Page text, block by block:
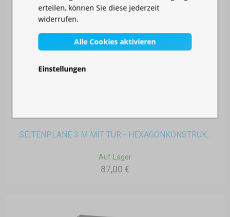
SEITENPLANE 3 M MIT TÜR - HEXAGONKONSTRUK...
Auf Lager
87,00 €
erteilen, können Sie diese jederzeit
widerrufen.
Alle Cookies aktivieren
Einstellungen